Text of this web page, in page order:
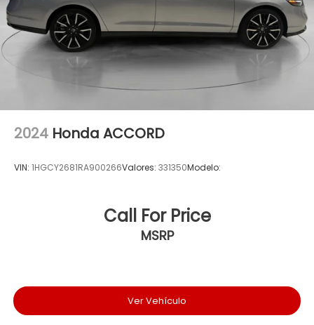
2024 Honda ACCORD
VIN: 1HGCY2681RA900266Valores: 331350Modelo:
Call For Price
MSRP
Ver Vehículo